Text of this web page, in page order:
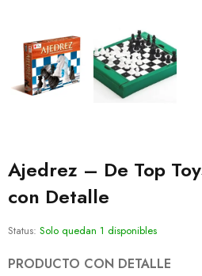
Ajedrez – De Top
con Detalle
Status: Solo quedan 1 disponibles
PRODUCTO CON DETALLE